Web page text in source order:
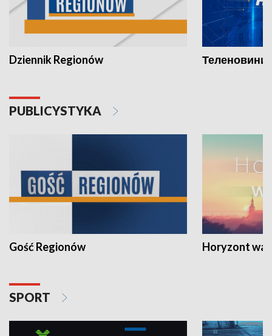
Dziennik Regionów Теленовини
PUBLICYSTYKA
Gość Regionów Horyzont
SPORT